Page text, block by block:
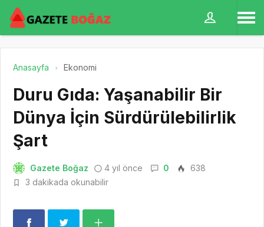
Anasayfa Ekonomi
Duru Gıda: Yaşanabilir Bir
Dünya İçin Sürdürülebilirlik
Şart
Gazete Boğaz 4 yıl önce 0
638
3 dakikada okunabilir